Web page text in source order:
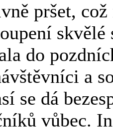
pršet,
do
a
se dá
vůbec.